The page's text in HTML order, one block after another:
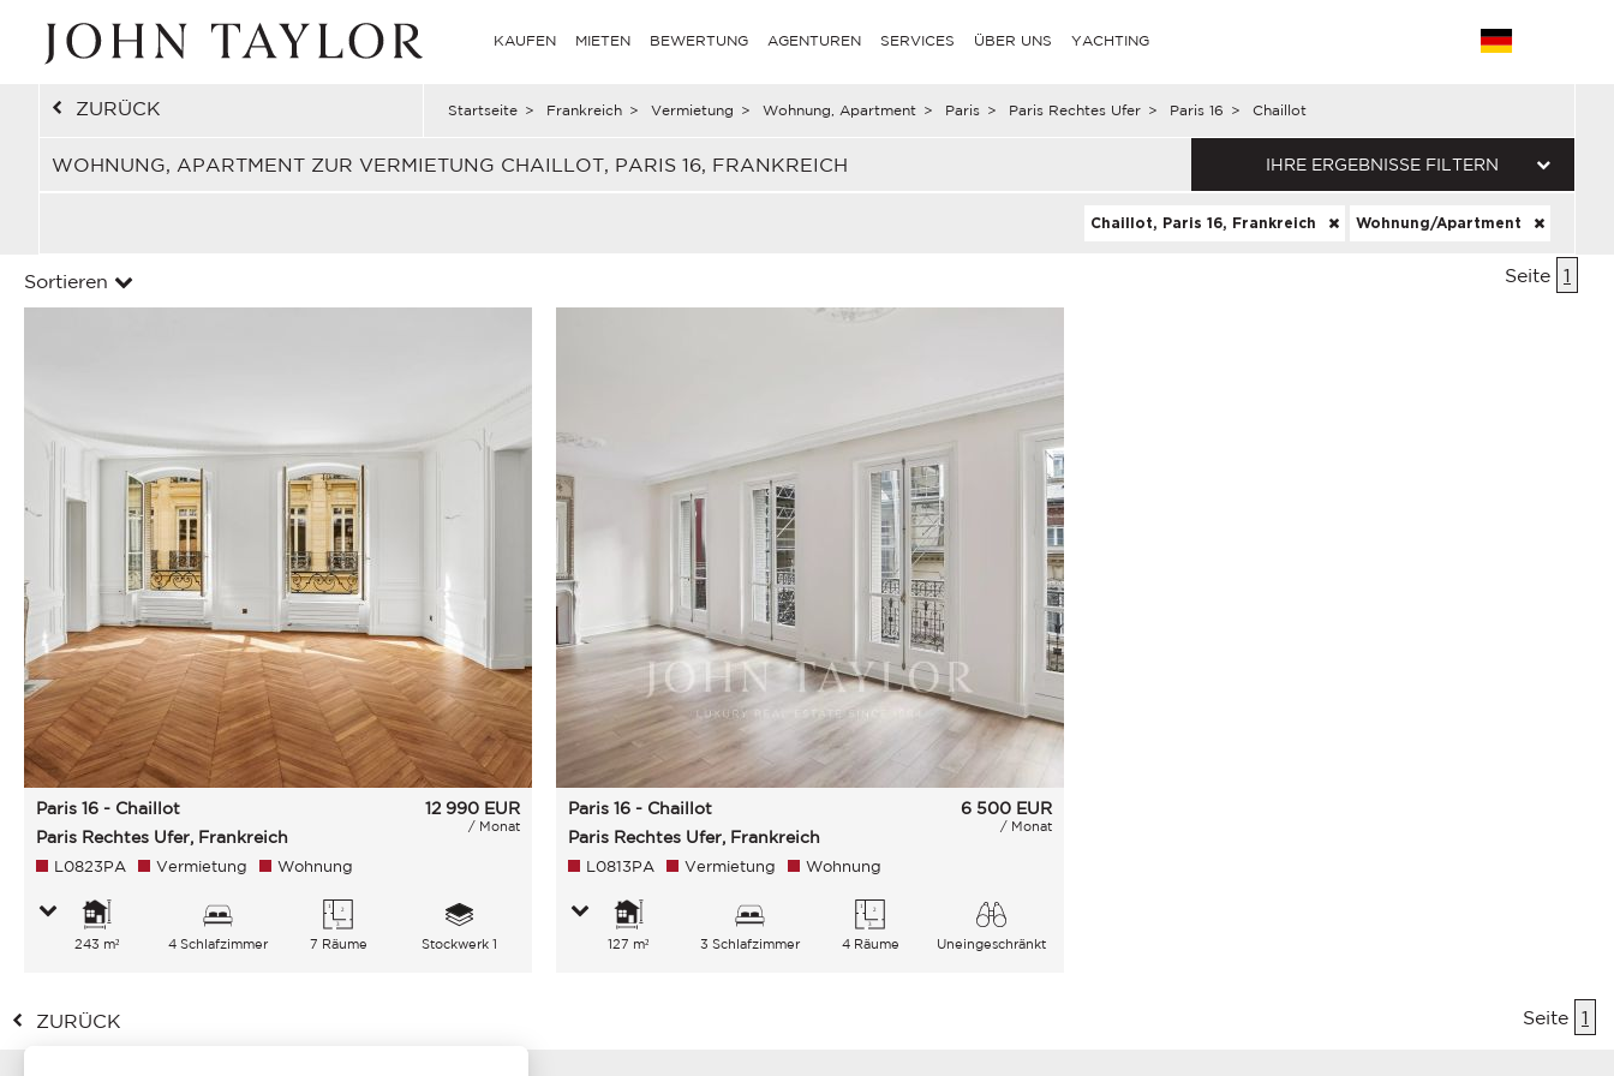
KAUFEN MIETEN BEWERTUNG AGENTUREN SERVICES ÜBER UNS YACHTING
ZURÜCK Startseite > Frankreich > Vermietung > Wohnung, Apartment > Paris > Paris Rechtes Ufer > Paris 16 > Chaillot
WOHNUNG, APARTMENT ZUR VERMIETUNG CHAILLOT, PARIS 16, FRANKREICH IHRE ERGEBNISSE FILTERN
Chaillot, Paris 16, Frankreich Wohnung/Apartment
Sortieren Seite 1
Paris 16 - Chaillot
Paris Rechtes Ufer, Frankreich
12 990 EUR
/ Monat
L0823PA Vermietung Wohnung
243 m² 4 Schlafzimmer 7 Räume Stockwerk 1
Paris 16 - Chaillot
Paris Rechtes Ufer, Frankreich
6 500 EUR
/ Monat
L0813PA Vermietung Wohnung
127 m² 3 Schlafzimmer 4 Räume Uneingeschränkt
ZURÜCK Seite 1